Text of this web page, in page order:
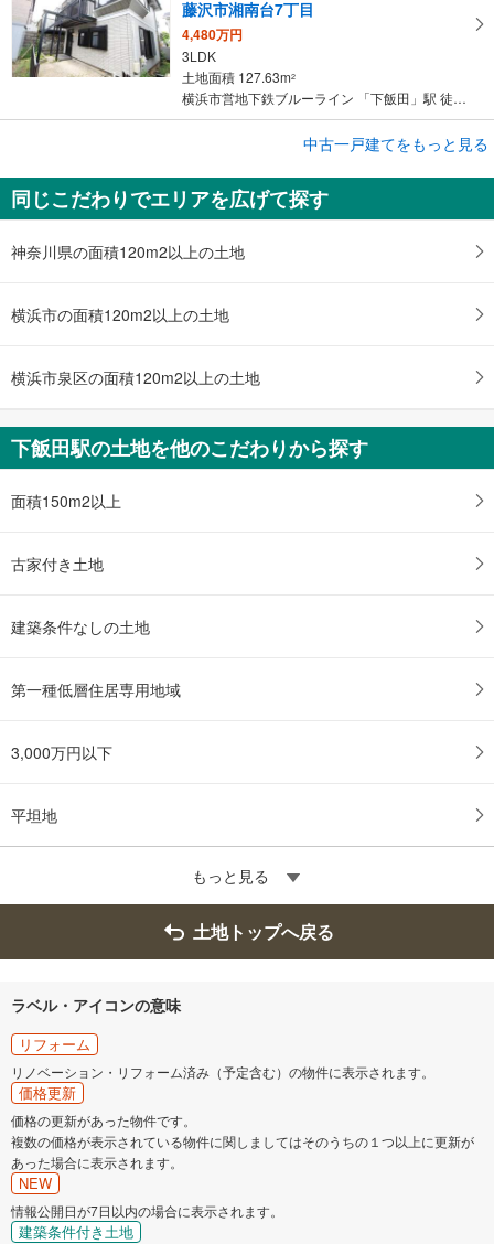
藤沢市湘南台7丁目
4,480万円
3LDK
土地面積 127.63m2
横浜市営地下鉄ブルーライン 「下飯田」駅 徒歩10分
横浜市泉区下飯田町
4,980万円
4SLDK
土地面積 137.19m
中古一戸建てをもっと見る
同じこだわりでエリアを広げて探す
神奈川県の面積120m2以上の土地
横浜市の面積120m2以上の土地
横浜市泉区の面積120m2以上の土地
下飯田駅の土地を他のこだわりから探す
面積150m2以上
古家付き土地
建築条件なしの土地
第一種低層住居専用地域
3,000万円以下
平坦地
もっと見る
土地トップへ戻る
ラベル・アイコンの意味
リフォーム
リノベーション・リフォーム済み（予定含む）の物件に表示されます。
価格更新
価格の更新があった物件です。
複数の価格が表示されている物件に関しましてはそのうちの１つ以上に更新が
あった場合に表示されます。
NEW
情報公開日が7日以内の場合に表示されます。
建築条件付き土地